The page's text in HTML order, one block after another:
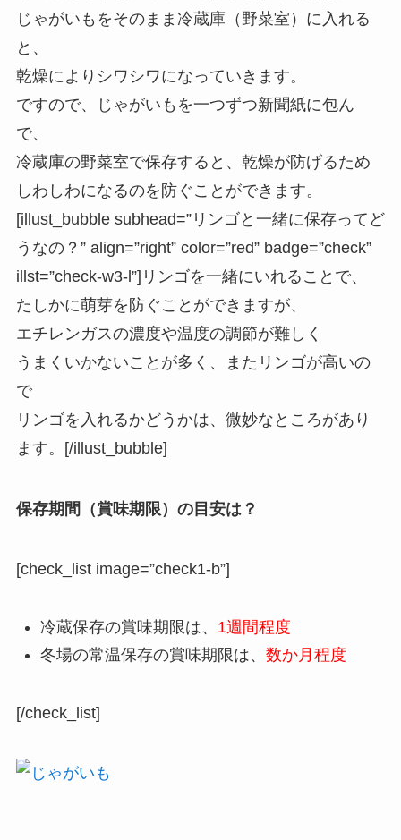
じゃがいもをそのまま冷蔵庫（野菜室）に入れる
と、
乾燥によりシワシワになっていきます。
ですので、じゃがいもを一つずつ新聞紙に包ん
で、
冷蔵庫の野菜室で保存すると、乾燥が防げるため
しわしわになるのを防ぐことができます。
[illust_bubble subhead=”リンゴと一緒に保存ってど
うなの？” align=”right” color=”red” badge=”check”
illst=”check-w3-l”]リンゴを一緒にいれることで、
たしかに萌芽を防ぐことができますが、
エチレンガスの濃度や温度の調節が難しく
うまくいかないことが多く、またリンゴが高いの
で
リンゴを入れるかどうかは、微妙なところがあり
ます。[/illust_bubble]
保存期間（賞味期限）の目安は？
[check_list image=”check1-b”]
冷蔵保存の賞味期限は、 1週間程度
冬場の常温保存の賞味期限は、 数か月程度
[/check_list]